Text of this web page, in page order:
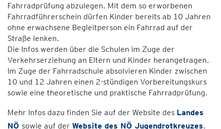
Fahrradprüfung abzulegen. Mit dem so erworbenen
Fahrradführerschein dürfen Kinder bereits ab 10 Jahren
ohne erwachsene Begleitperson ein Fahrrad auf der
Straße lenken.
Die Infos werden über die Schulen im Zuge der
Verkehrserziehung an Eltern und Kinder herangetragen.
Im Zuge der Fahrradschule absolvieren Kinder zwischen
10 und 12 Jahren einen 2-stündigen Vorbereitungskurs
sowie eine theoretische und praktische Fahrradprüfung.
Mehr Infos dazu finden Sie auf der Website des Landes
NÖ sowie auf der Website des NÖ Jugendrotkreuzes.